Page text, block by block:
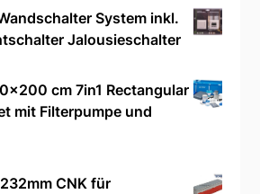
System inkl.
Jalousieschalter
cm 7in1 Rectangular
mit Filterpumpe und
CNK für